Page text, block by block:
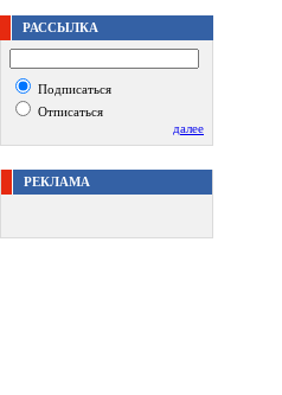
РАССЫЛКА
Подписаться
Отписаться
далее
РЕКЛАМА